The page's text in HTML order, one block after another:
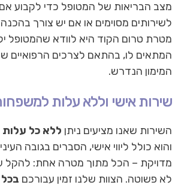
מצב הבריאות של המטופל כדי לקבוע אם
לשירותים מסוימים או אם יש צורך
מטרת טרום הקוד היא לוודא שהמטופל
המתאים לו, בהתאם לצרכים הרפואיים
המימון הנדרש.
שירות אישי וללא עלות
השירות שאנו מציעים ניתן ללא כל עלות
והוא כולל ליווי אישי, הסברים בגובה
מדויקת – הכל מתוך מטרה אחת: להקל
לא פשוטה. הצוות שלנו זמין עבורכם